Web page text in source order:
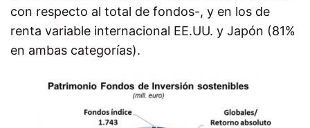
con respecto al total de fondos-, y en los de
renta variable internacional EE.UU. y Japón (81%
en ambas categorías).